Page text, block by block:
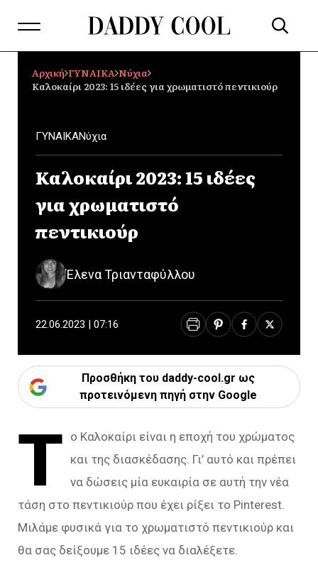
Αρχική ΓΥΝΑΙΚΑ Νύχια
Καλοκαίρι 2023: 15 ιδέες για χρωματιστό πεντικιούρ
ΓΥΝΑΙΚΑΝύχια
Καλοκαίρι 2023: 15 ιδέες
για χρωματιστό
πεντικιούρ
Έλενα Τριανταφύλλου
22.06.2023 | 07:16
Προσθήκη του daddy-cool.gr ως
προτεινόμενη πηγή στην Google
Τ ο Καλοκαίρι είναι η εποχή του χρώματος
και της διασκέδασης. Γι’ αυτό και πρέπει
να δώσεις μία ευκαιρία σε αυτή την νέα
τάση στο πεντικιούρ που έχει ρίξει το Pinterest.
Μιλάμε φυσικά για το χρωματιστό πεντικιούρ και
θα σας δείξουμε 15 ιδέες να διαλέξετε.